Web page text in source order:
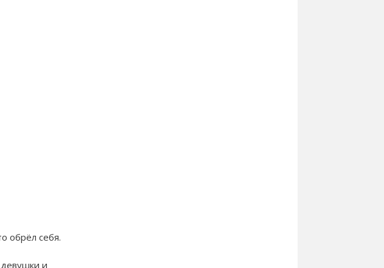
обрёл себя.
и